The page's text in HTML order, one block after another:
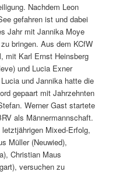
Nachdem Leon
gefahren ist und dabei
Jahr mit Jannika Moye
bringen. Aus dem KCfW
mit Karl Ernst Heinsberg
und Lucia Exner
und Jannika hatte die
gepaart mit Jahrzehnten
Werner Gast startete
als Männermannschaft.
Mixed-Erfolg,
Müller (Neuwied),
Christian Maus
versuchen zu